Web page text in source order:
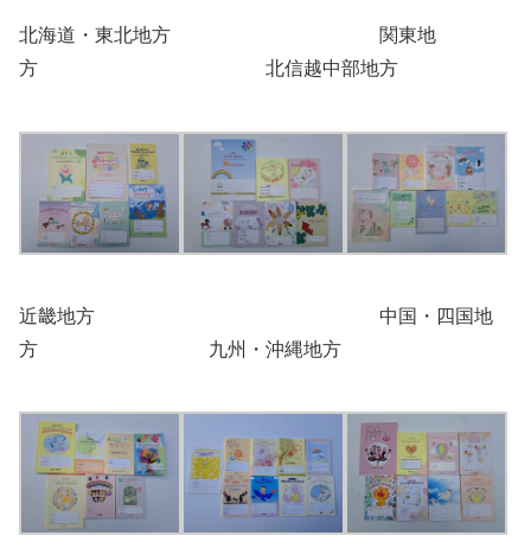
北海道・東北地方 関東地
方 北信越中部地方
近畿地方 中国・四国地
方 九州・沖縄地方